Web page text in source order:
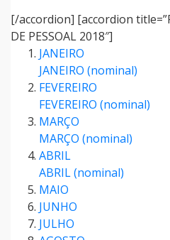
[/accordion] [accordion
DE PESSOAL 2018″]
JANEIRO
JANEIRO (nominal)
FEVEREIRO
FEVEREIRO (nominal)
MARÇO
MARÇO (nominal)
ABRIL
ABRIL (nominal)
MAIO
JUNHO
JULHO